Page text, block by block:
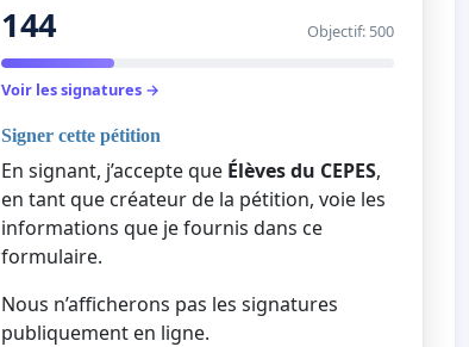
144 Objectif: 500
Voir les signatures →
Signer cette pétition
En signant, j’accepte que Élèves du CEPES,
en tant que créateur de la pétition, voie les
informations que je fournis dans ce
formulaire.
Nous n’afficherons pas les signatures
publiquement en ligne.